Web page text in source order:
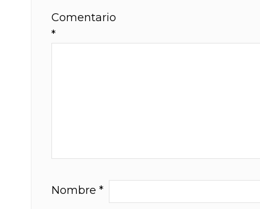
Comentario
*
Nombre *